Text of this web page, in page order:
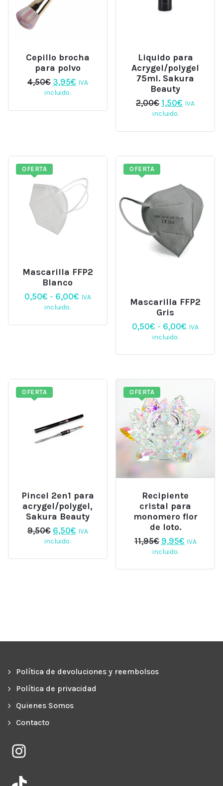
Cepillo brocha
para polvo
4,50€ El
precio
era:
3,95€El
es:
IVA
incluido.
Liquido para
Acrygel/polygel
75ml. Sakura
Beauty
2,00€ El
precio
era:
1,50€ El
es:
IVA
incluido.
OFERTA
Mascarilla FFP2
Blanco
0,50€ - 6,00€Rango
desde
IVA
incluido.
OFERTA
Mascarilla FFP2
Gris
0,50€ - 6,00€ Rango
desde
IVA
incluido.
OFERTA
Pincel 2en1 para
acrygel/polygel,
Sakura Beauty
9,50€ El
precio
era:
6,50€El
es:
IVA
incluido.
OFERTA
Recipiente
cristal para
monomero flor
de loto.
11,95€ El
precio
era:
9,95€El
es:
IVA
incluido.
Política de devoluciones y reembolsos
Política de privacidad
Quienes Somos
Contacto